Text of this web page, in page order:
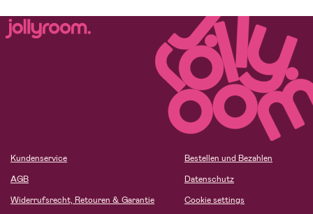
Kundenservice
AGB
Widerrufsrecht, Retouren & Garantie
Bestellen und Bezahlen
Datenschutz
Cookie settings